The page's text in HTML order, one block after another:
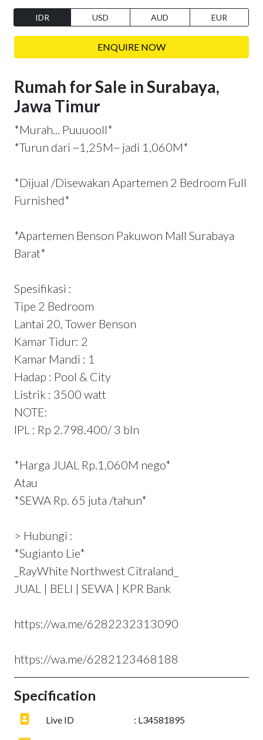
IDR USD AUD EUR
ENQUIRE NOW
Rumah for Sale in Surabaya,
Jawa Timur
*Murah... Puuuooll*
*Turun dari ~1,25M~ jadi 1,060M*
*Dijual /Disewakan Apartemen 2 Bedroom Full
Furnished*
*Apartemen Benson Pakuwon Mall Surabaya
Barat*
Spesifikasi :
Tipe 2 Bedroom
Lantai 20, Tower Benson
Kamar Tidur: 2
Kamar Mandi : 1
Hadap : Pool & City
Listrik : 3500 watt
NOTE:
IPL : Rp 2.798.400/ 3 bln
*Harga JUAL Rp.1,060M nego*
Atau
*SEWA Rp. 65 juta /tahun*
> Hubungi :
*Sugianto Lie*
_RayWhite Northwest Citraland_
JUAL | BELI | SEWA | KPR Bank
https://wa.me/6282232313090
https://wa.me/6282123468188
Specification
Live ID : L34581895